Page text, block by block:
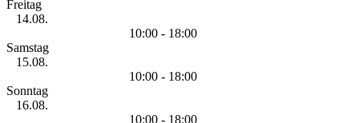
Freitag
14.08.
10:00 - 18:00
Samstag
15.08.
10:00 - 18:00
Sonntag
16.08.
10:00 - 18:00